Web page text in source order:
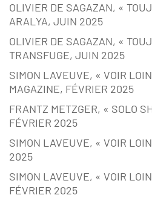
OLIVIER DE SAGAZAN, «
ARALYA, JUIN 2025
OLIVIER DE SAGAZAN, «
TRANSFUGE, JUIN 2025
SIMON LAVEUVE, « VOIR
MAGAZINE, FÉVRIER 2025
FRANTZ METZGER, « SOLO
FÉVRIER 2025
SIMON LAVEUVE, « VOIR
2025
SIMON LAVEUVE, « VOIR
FÉVRIER 2025